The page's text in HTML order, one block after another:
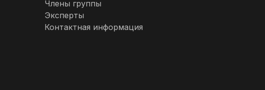
Нигерия
Члены группы
Эксперты
Контактная информация